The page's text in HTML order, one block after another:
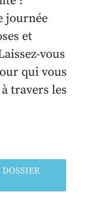
journée
et
vous
qui vous
travers les